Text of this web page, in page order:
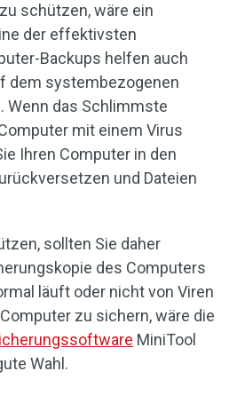
schützen, wäre ein
der effektivsten
Backups helfen auch
dem systembezogenen
Wenn das Schlimmste
mit einem Virus
Ihren Computer in den
und Dateien
sollten Sie daher
des Computers
läuft oder nicht von Viren
zu sichern, wäre die
MiniTool
Wahl.